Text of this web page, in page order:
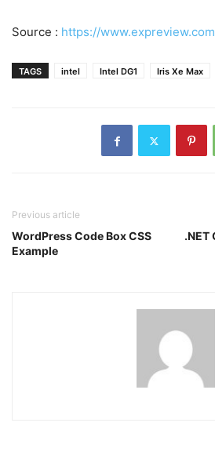
Source : https://
TAGS intel Intel DG1 Iris Xe Max
Previous article
WordPress Code Box CSS
Example
.NET